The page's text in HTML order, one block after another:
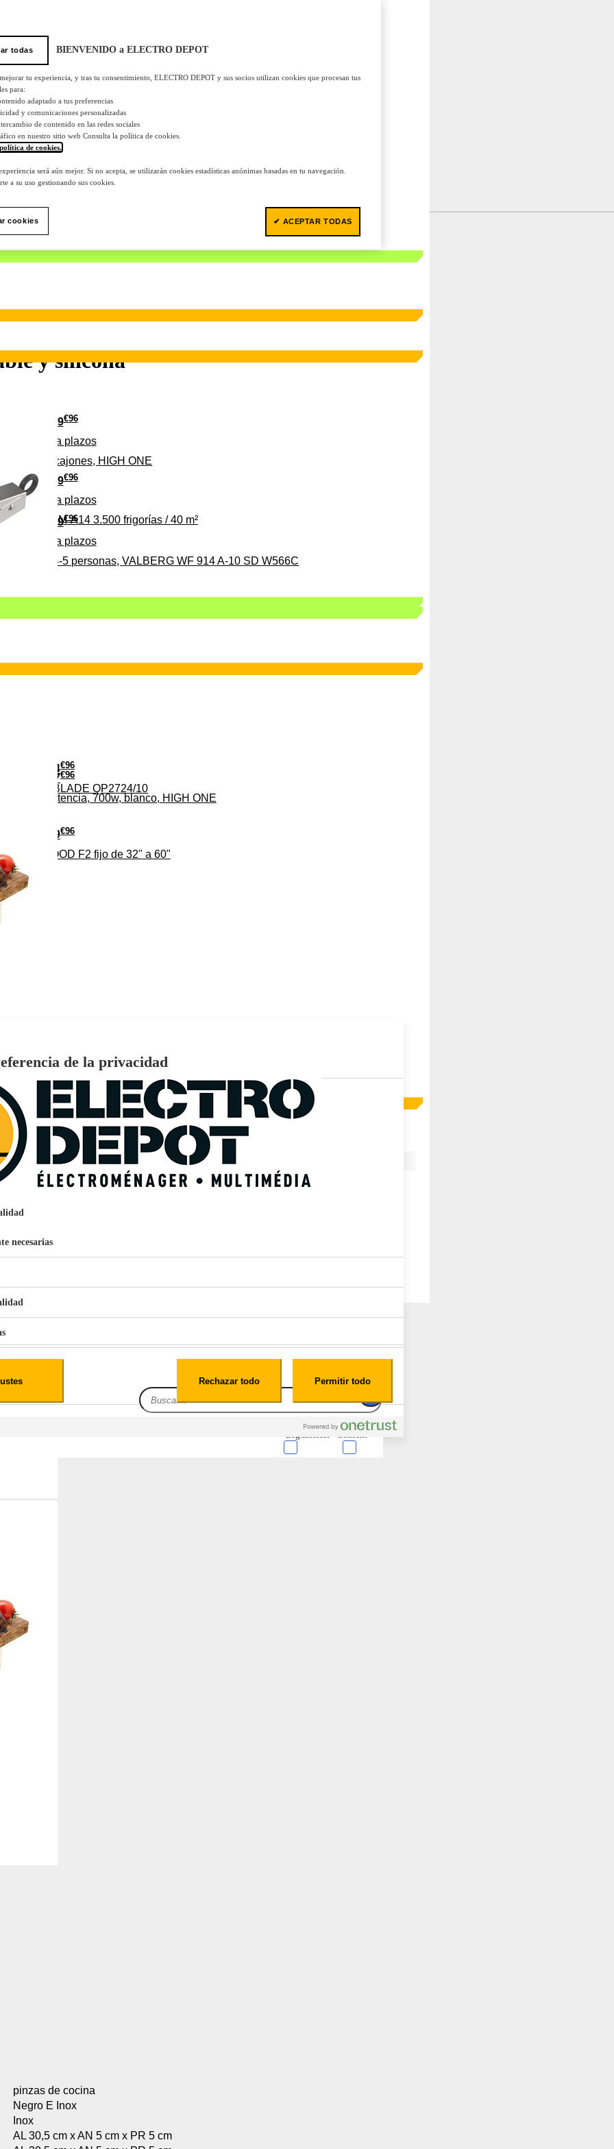
279€96
Pago a plazos
para 4-5 personas, VALBERG WF 914 A-10 SD W566C
139€96
Pago a plazos
clase D, 3 cajones, HIGH ONE
37€96
de potencia, 700w, blanco, HIGH ONE
369€96
Pago a plazos
CLIM-A14 3.500 frigorías / 40 m²
1,1L Limpia Sofás Alfombras Coche SP3
24€96
ONE BLADE QP2724/10
19€96
EDENWOOD F2 fijo de 32" a 60"
159€ 96
Pago aplazos
EcoTank EPSON ET-2861
y silicona
pinzas de cocina
Negro E Inox
Inox
AL 30,5 cm x AN 5 cm x PR 5 cm
todas BIENVENIDO a ELECTRO DEPOT
tu experiencia, y tras tu consentimiento, ELECTRO DEPOT y sus socios utilizan cookies que procesan tus
para:
adaptado a tus preferencias
y comunicaciones personalizadas
de contenido en las redes sociales
en nuestro sitio web Consulta la política de cookies.
de cookies.
será aún mejor. Si no acepta, se utilizarán cookies estadísticas anónimas basadas en tu navegación.
a su uso gestionando sus cookies.
cookies ✔ ACEPTAR TODAS
de la privacidad
necesarias
clic en las diferentes categorías de cookies para obtener más detalles sobre cada una de ellas, y así elegir
en tu navegador. Sin embargo, si bloqueas ciertos tipos de cookies, tu experiencia de navegación y
ofrecerte pueden verse afectados. Más información
necesarias
para que el sitio web funcione y no se pueden desactivar en nuestros sistemas. Por ejemplo, estas
necesarias te permitirán acceder a tu área de cliente, mantener activa tu sesión mientras navegas o
dirigida.
cookies‎
Consent
Leg.Interest
Rechazar todo Permitir todo